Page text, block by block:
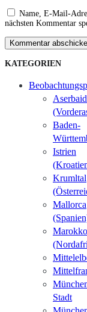
Name, E-Mail-
nächsten Kommentar
Kommentar
KATEGORIEN
Baden-
Istrien
Krumltal
Mallorca
Marokko
Stadt